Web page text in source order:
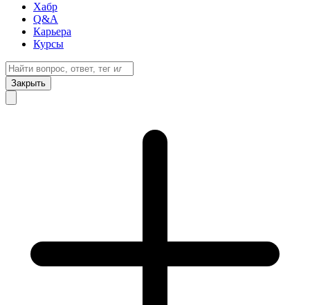
Хабр
Q&A
Карьера
Курсы
Закрыть